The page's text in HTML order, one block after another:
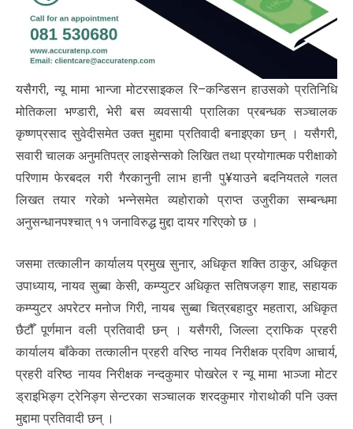
यसैगरी, न्यू मामा भान्जा मोटरसाइकल रि–कन्डिसन हाउसको प्रतिनिधि
मोतिकला भण्डारी, भेरी बस व्यवसायी प्रालिका प्रबन्धक सञ्चालक
कृष्णप्रसाद सुवेदीसमेत उक्त मुद्दामा प्रतिवादी बनाइएका छन् । यसैगरी,
सवारी चालक अनुमतिपत्र लाइसेन्सको लिखित तथा प्रयोगात्मक परीक्षाको
परिणाम फेरबदल गरी गैरकानुनी लाभ हानी पु¥याउने बदनियतले गलत
लिखत तयार गरेको भन्नेसमेत व्यहोराको प्राप्त उजुरीका सम्बन्धमा
अनुसन्धानपश्चात् ११ जनाविरुद्ध मुद्दा दायर गरिएको छ ।
जसमा तत्कालीन कार्यालय प्रमुख सुनार, अधिकृत शक्ति ठाकुर, अधिकृत
उपाध्याय, नायव सुब्बा केसी, कम्प्युटर अधिकृत सतिषजङ्ग शाह, सहायक
कम्प्युटर अपरेटर मनोज गिरी, नायब सुब्बा चित्रबहादुर महतारा, अधिकृत
छैटौँ पूर्णमान वली प्रतिवादी छन् । यसैगरी, जिल्ला ट्राफिक प्रहरी
कार्यालय बाँकेका तत्कालीन प्रहरी वरिष्ठ नायव निरीक्षक प्रविण आचार्य,
प्रहरी वरिष्ठ नायव निरीक्षक नन्दकुमार पोखरेल र न्यू मामा भाञ्जा मोटर
ड्राइभिङ्ग ट्रेनिङ्ग सेन्टरका सञ्चालक शरदकुमार गोराथोकी पनि उक्त
मुद्दामा प्रतिवादी छन् ।